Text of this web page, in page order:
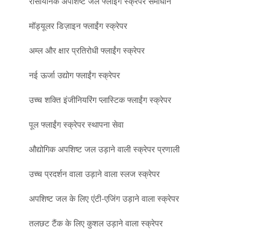
मॉड्यूलर डिज़ाइन फ्लाईंग स्क्रेपर
अम्ल और क्षार प्रतिरोधी फ्लाईंग स्क्रेपर
नई ऊर्जा उद्योग फ्लाईंग स्क्रेपर
उच्च शक्ति इंजीनियरिंग प्लास्टिक फ्लाईंग स्क्रेपर
पूल फ्लाईंग स्क्रेपर स्थापना सेवा
औद्योगिक अपशिष्ट जल उड़ाने वाली स्क्रेपर प्रणाली
उच्च प्रदर्शन वाला उड़ाने वाला स्लज स्क्रेपर
अपशिष्ट जल के लिए एंटी-एजिंग उड़ाने वाला स्क्रेपर
तलछट टैंक के लिए कुशल उड़ाने वाला स्क्रेपर